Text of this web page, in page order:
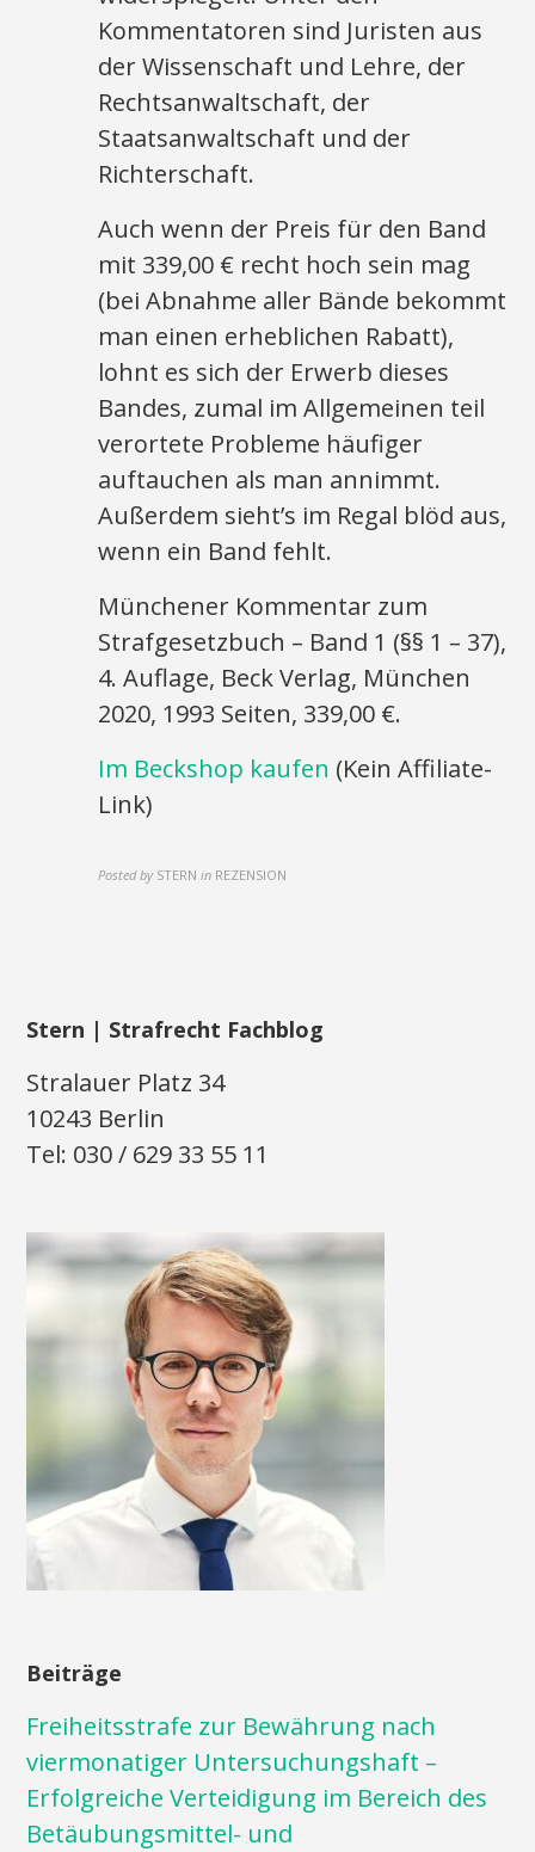
Kommentatoren sind Juristen aus
der Wissenschaft und Lehre, der
Rechtsanwaltschaft, der
Staatsanwaltschaft und der
Richterschaft.
Auch wenn der Preis für den Band
mit 339,00 € recht hoch sein mag
(bei Abnahme aller Bände bekommt
man einen erheblichen Rabatt),
lohnt es sich der Erwerb dieses
Bandes, zumal im Allgemeinen teil
verortete Probleme häufiger
auftauchen als man annimmt.
Außerdem sieht’s im Regal blöd aus,
wenn ein Band fehlt.
Münchener Kommentar zum
Strafgesetzbuch – Band 1 (§§ 1 – 37),
4. Auflage, Beck Verlag, München
2020, 1993 Seiten, 339,00 €.
Im Beckshop kaufen (Kein Affiliate-
Link)
Posted by STERN in REZENSION
Stern | Strafrecht Fachblog
Stralauer Platz 34
10243 Berlin
Tel: 030 / 629 33 55 11
Beiträge
Freiheitsstrafe zur Bewährung nach
viermonatiger Untersuchungshaft –
Erfolgreiche Verteidigung im Bereich des
Betäubungsmittel- und